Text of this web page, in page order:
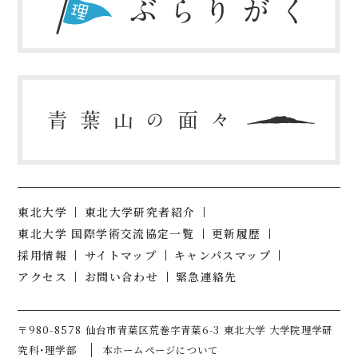
東北大学
東北大学研究者紹介
東北大学 国際学術交流協定一覧
更新履歴
採用情報
サイトマップ
キャンパスマップ
アクセス
お問い合わせ 緊急連絡先
〒980-8578 仙台市青葉区荒巻字青葉6-3 東北大学 大学院理学研
究科・理学部
本ホームページについて